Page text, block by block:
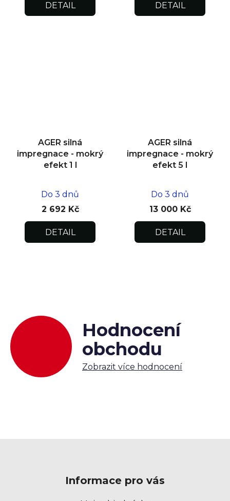
DETAIL DETAIL
AGER silná
impregnace - mokrý
efekt 1 l
Do 3 dnů
2 692 Kč
DETAIL
AGER silná
impregnace - mokrý
efekt 5 l
Do 3 dnů
13 000 Kč
DETAIL
Hodnocení
obchodu
Zobrazit více hodnocení
Informace pro vás